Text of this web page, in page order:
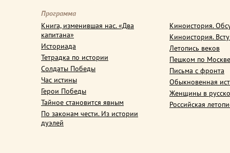
Программа
Книга, изменившая нас. «Два
капитана»
Историада
Тетрадка по истории
Солдаты Победы
Час истины
Герои Победы
Тайное становится явным
По законам чести. Из истории
дуэлей
Киноистория.
Киноистория.
Летопись веков
Пешком по Москве
Письма с фронта
Обыкновенная
Женщины в
Российская